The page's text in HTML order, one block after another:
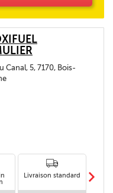
Canal, 5, 7170, Bois-
Livraison standard m